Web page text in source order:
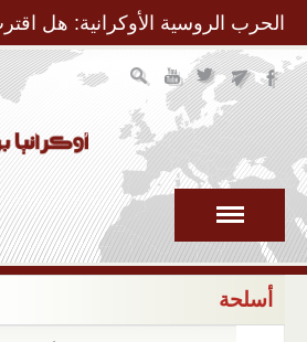
to Navigation
الحرب الروسية الأوكرانية: هل
أسلحة